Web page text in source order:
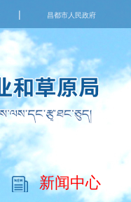
| 昌都市人民政府
新闻中心